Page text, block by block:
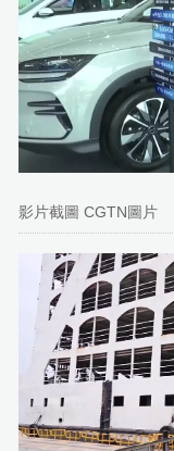
影片截圖 CGTN圖片